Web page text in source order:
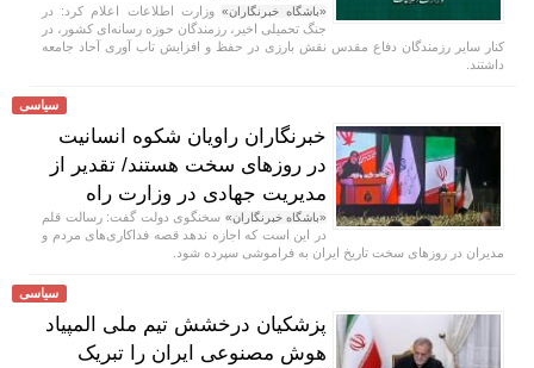
«باشگاه خبرنگاران» وزارت اطلاعات اعلام کرد: در
جنگ تحمیلی اخیر، رزمندگان حوزه رسانه‌ای کشور، در
کنار سایر رزمندگان دفاع مقدس نقش بارزی در حفظ و افزایش تاب آوری آحاد جامعه
داشتند.
سیاسی
خبرنگاران راویان شکوه انسانیت
در روز‌های سخت هستند/ تقدیر از
مدیریت جهادی در وزارت راه
«باشگاه خبرنگاران» سخنگوی دولت گفت: رسالت قلم
در این است که اجازه ندهد قصه‌ فداکاری‌های مردم و
مدیران در روزهای سخت تاریخ ایران به فراموشی سپرده شود.
سیاسی
پزشکیان درخشش تیم ملی المپیاد
هوش مصنوعی ایران را تبریک